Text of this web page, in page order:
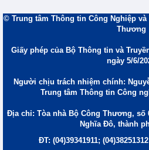
© Trung tâm Thông tin Công Nghiệp
Thương
Giấy phép của Bộ Thông tin và
ngày 5/6/
Người chịu trách nhiệm chính:
Trung tâm Thông tin Công
Địa chỉ: Tòa nhà Bộ Công Thương, số
Nghĩa Đô, thành
ĐT: (04)39341911;